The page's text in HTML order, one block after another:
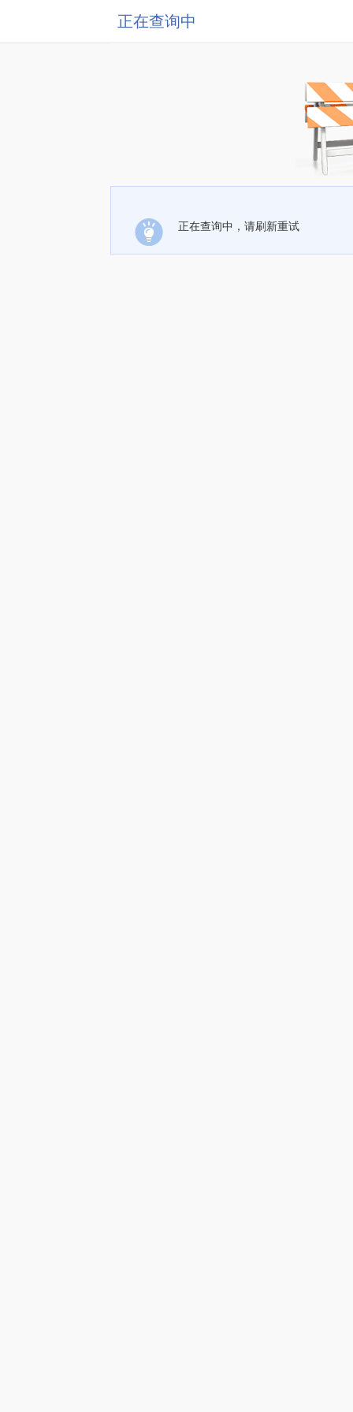
正在查询中
正在查询中，请刷新重试